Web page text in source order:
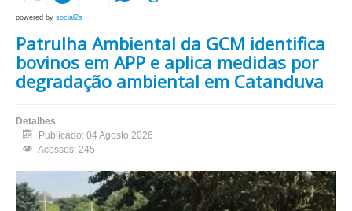
powered by social2s
Patrulha Ambiental da GCM identifica
bovinos em APP e aplica medidas por
degradação ambiental em Catanduva
Detalhes
Publicado: 04 Agosto 2026
Acessos: 245